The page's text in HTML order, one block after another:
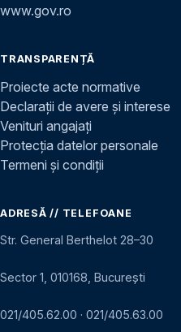
www.gov.ro
TRANSPARENȚĂ
Proiecte acte normative
Declarații de avere și interese
Venituri angajați
Protecția datelor personale
Termeni și condiții
ADRESĂ // TELEFOANE
Str. General Berthelot 28–30
Sector 1, 010168, București
021/405.62.00 · 021/405.63.00